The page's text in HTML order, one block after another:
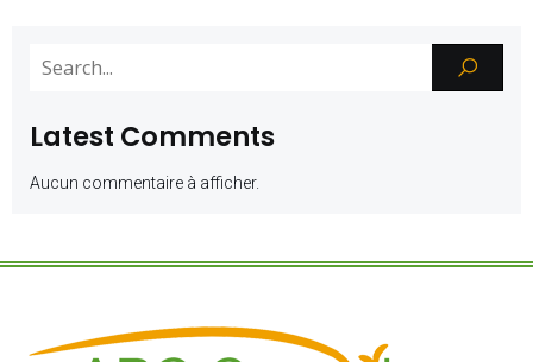
Latest Comments
Aucun commentaire à afficher.